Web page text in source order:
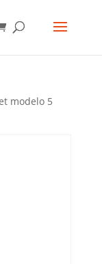
modelo 5